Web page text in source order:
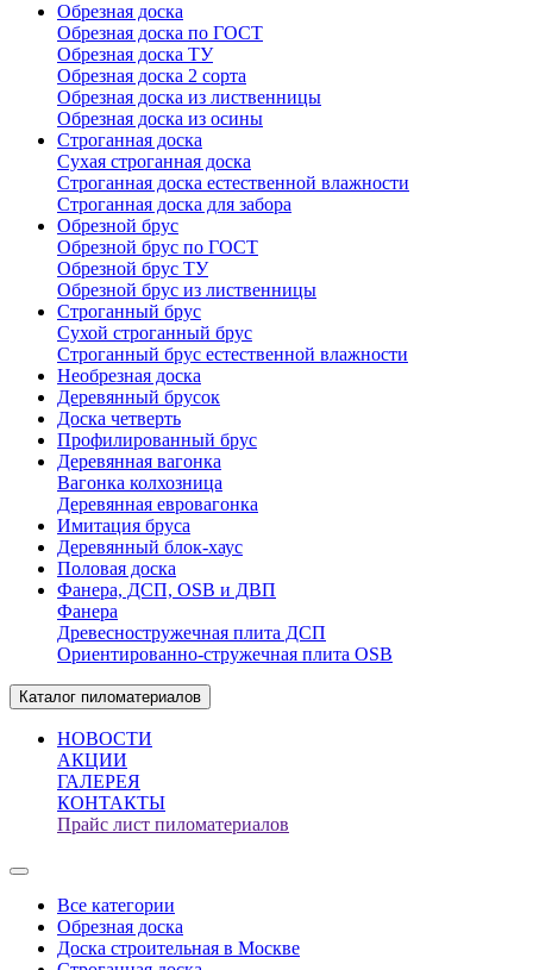
Обрезная доска
Обрезная доска по ГОСТ
Обрезная доска ТУ
Обрезная доска 2 сорта
Обрезная доска из лиственницы
Обрезная доска из осины
Строганная доска
Сухая строганная доска
Строганная доска естественной влажности
Строганная доска для забора
Обрезной брус
Обрезной брус по ГОСТ
Обрезной брус ТУ
Обрезной брус из лиственницы
Строганный брус
Сухой строганный брус
Строганный брус естественной влажности
Необрезная доска
Деревянный брусок
Доска четверть
Профилированный брус
Деревянная вагонка
Вагонка колхозница
Деревянная евровагонка
Имитация бруса
Деревянный блок-хаус
Половая доска
Фанера, ДСП, OSB и ДВП
Фанера
Древесностружечная плита ДСП
Ориентированно-стружечная плита OSB
Каталог пиломатериалов
НОВОСТИ
АКЦИИ
ГАЛЕРЕЯ
КОНТАКТЫ
Прайс лист пиломатериалов
Все категории
Обрезная доска
Доска строительная в Москве